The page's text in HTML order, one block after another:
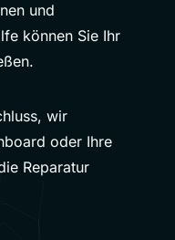
und
können Sie Ihr
wir
oder Ihre
Reparatur